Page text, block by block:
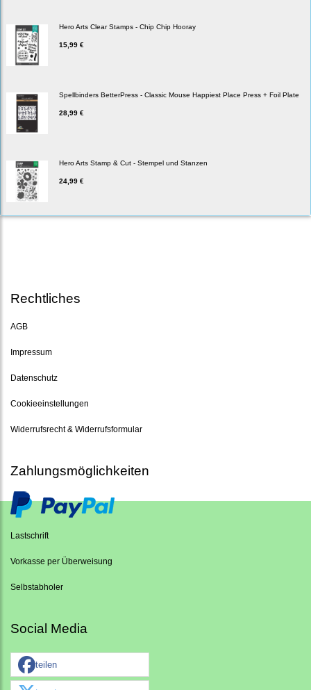
Hero Arts Clear Stamps - Chip Chip Hooray
15,99 €
Spellbinders BetterPress - Classic Mouse Happiest Place Press + Foil Plate
28,99 €
Hero Arts Stamp & Cut - Stempel und Stanzen
24,99 €
Rechtliches
AGB
Impressum
Datenschutz
Cookieeinstellungen
Widerrufsrecht & Widerrufsformular
Zahlungsmöglichkeiten
Lastschrift
Vorkasse per Überweisung
Selbstabholer
Social Media
teilen